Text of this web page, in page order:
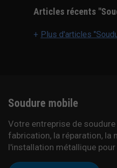
Articles récents
Plus d'articles
Soudure mobile
Votre entreprise de
fabrication, la réparation, la
l'installation métallique